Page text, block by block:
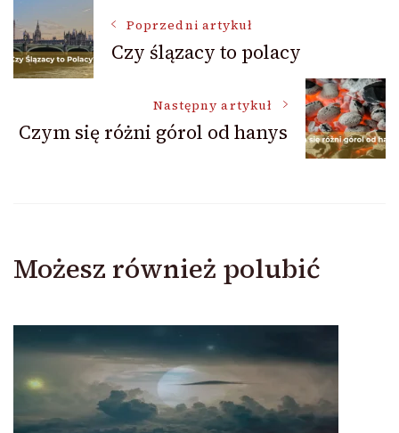
Nawigacja
wpisu
Poprzedni artykuł
Czy ślązacy to polacy
Następny artykuł
Czym się różni górol od hanys
Możesz również polubić